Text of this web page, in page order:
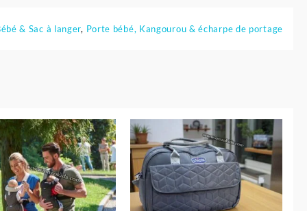
& Sac à langer, Porte bébé, Kangourou & écharpe de portage